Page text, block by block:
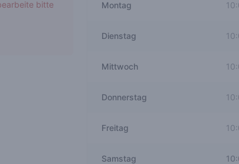
bitte
Montag
Dienstag
Mittwoch
Donnerstag
Freitag
Samstag